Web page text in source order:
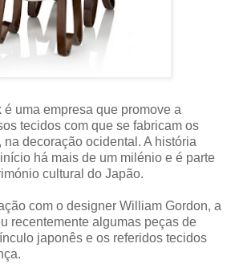
uma empresa que promove a
tecidos com que se fabricam os
na decoração ocidental. A história
há mais de um milénio e é parte
cultural do Japão.
com o designer William Gordon, a
recentemente algumas peças de
japonês e os referidos tecidos